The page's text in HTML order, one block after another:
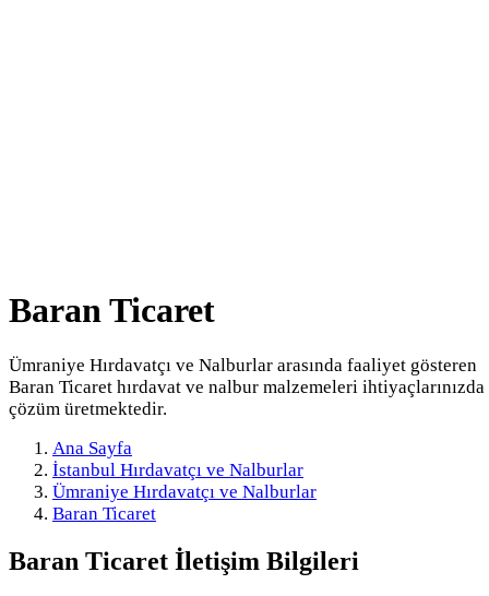
Baran Ticaret
Ümraniye Hırdavatçı ve Nalburlar arasında faaliyet gösteren
Baran Ticaret hırdavat ve nalbur malzemeleri ihtiyaçlarınızda
çözüm üretmektedir.
Ana Sayfa
İstanbul Hırdavatçı ve Nalburlar
Ümraniye Hırdavatçı ve Nalburlar
Baran Ticaret
Baran Ticaret İletişim Bilgileri